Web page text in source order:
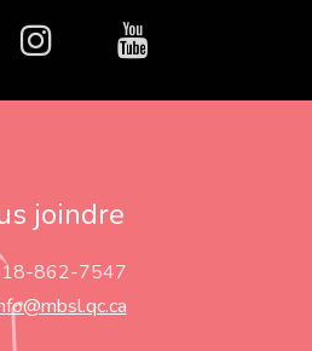
InstagramYoutube
joindre
862-7547